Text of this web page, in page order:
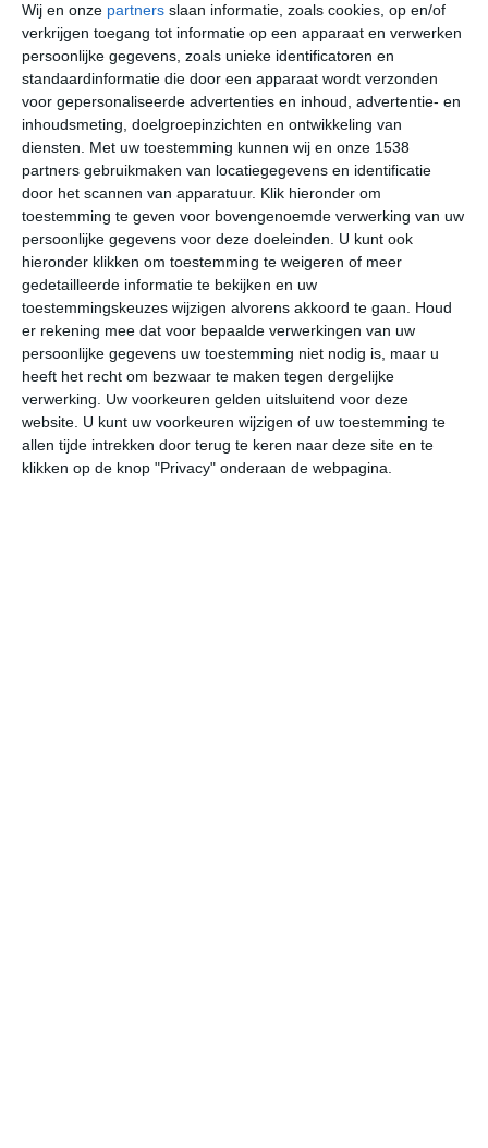
Wij en onze partners slaan informatie, zoals cookies, op en/of
verkrijgen toegang tot informatie op een apparaat en verwerken
persoonlijke gegevens, zoals unieke identificatoren en
standaardinformatie die door een apparaat wordt verzonden
voor gepersonaliseerde advertenties en inhoud, advertentie- en
inhoudsmeting, doelgroepinzichten en ontwikkeling van
diensten. Met uw toestemming kunnen wij en onze 1538
partners gebruikmaken van locatiegegevens en identificatie
door het scannen van apparatuur. Klik hieronder om
toestemming te geven voor bovengenoemde verwerking van uw
persoonlijke gegevens voor deze doeleinden. U kunt ook
hieronder klikken om toestemming te weigeren of meer
gedetailleerde informatie te bekijken en uw
toestemmingskeuzes wijzigen alvorens akkoord te gaan. Houd
er rekening mee dat voor bepaalde verwerkingen van uw
persoonlijke gegevens uw toestemming niet nodig is, maar u
heeft het recht om bezwaar te maken tegen dergelijke
verwerking. Uw voorkeuren gelden uitsluitend voor deze
website. U kunt uw voorkeuren wijzigen of uw toestemming te
allen tijde intrekken door terug te keren naar deze site en te
klikken op de knop "Privacy" onderaan de webpagina.
19°C
vr
25° 15°
za
23° 14°
zo
24° 15°
ma
24° 15° 23°
18°C 23°C 25°C
09:00 12:00 15:00 18:00 21:00
09:00 12:00 15:00 18:00 21:00